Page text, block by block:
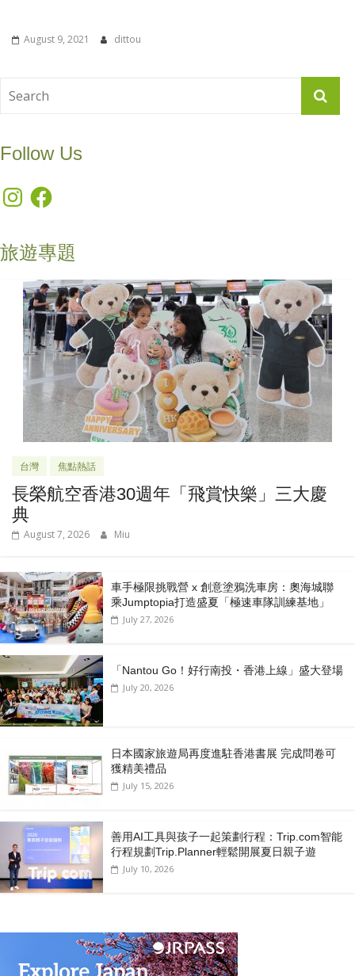
August 9, 2021 dittou
Follow Us
InstagramFacebook
旅遊專題
台灣 焦點熱話
長榮航空香港30週年「飛賞快樂」三大慶
典
August 7, 2026 Miu
車手極限挑戰營 x 創意塗鴉洗車房：奧海城聯
乘Jumptopia打造盛夏「極速車隊訓練基地」
July 27, 2026
「Nantou Go！好行南投・香港上線」盛大登場
July 20, 2026
日本國家旅遊局再度進駐香港書展 完成問卷可
獲精美禮品
July 15, 2026
善用AI工具與孩子一起策劃行程：Trip.com智能
行程規劃Trip.Planner輕鬆開展夏日親子遊
July 10, 2026